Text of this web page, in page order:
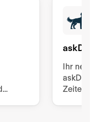
Ihr